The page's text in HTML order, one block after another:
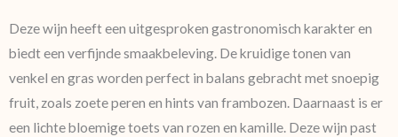
Deze wijn heeft een uitgesproken gastronomisch karakter en
biedt een verfijnde smaakbeleving. De kruidige tonen van
venkel en gras worden perfect in balans gebracht met snoepig
fruit, zoals zoete peren en hints van frambozen. Daarnaast is er
een lichte bloemige toets van rozen en kamille. Deze wijn past